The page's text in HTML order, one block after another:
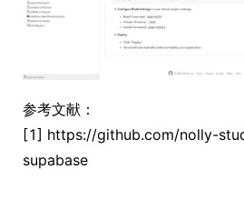
参考文献：
[1] https://github.com/nolly-
supabase